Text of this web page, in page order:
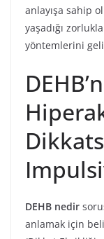
anlayışa sahip
yaşadığı
yöntemlerini
DEHB nedir
anlamak için